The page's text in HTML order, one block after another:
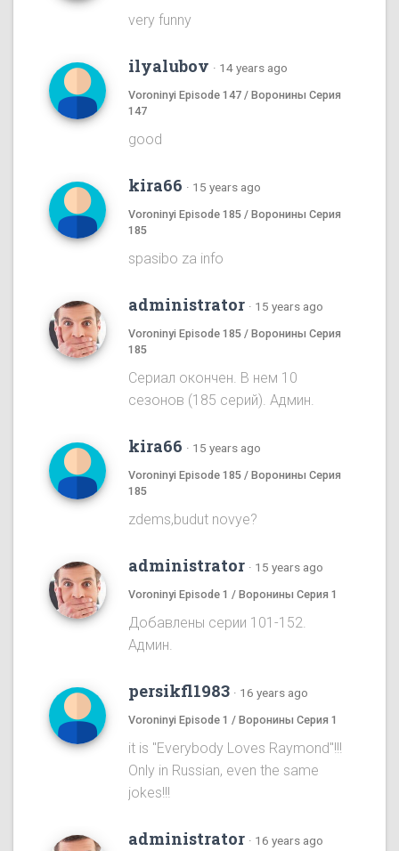
very funny
ilyalubov · 14 years ago
Voroninyi Episode 147 / Воронины Серия
147
good
kira66 · 15 years ago
Voroninyi Episode 185 / Воронины Серия
185
spasibo za info
administrator · 15 years ago
Voroninyi Episode 185 / Воронины Серия
185
Сериал окончен. В нем 10
сезонов (185 серий). Админ.
kira66 · 15 years ago
Voroninyi Episode 185 / Воронины Серия
185
zdems,budut novye?
administrator · 15 years ago
Voroninyi Episode 1 / Воронины Серия 1
Добавлены серии 101-152.
Админ.
persikfl1983 · 16 years ago
Voroninyi Episode 1 / Воронины Серия 1
it is "Everybody Loves Raymond"!!!
Only in Russian, even the same
jokes!!!
administrator · 16 years ago